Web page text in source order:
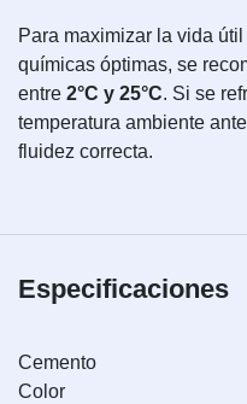
Para maximizar la vida
químicas óptimas, se
entre 2°C y 25°C. Si se
temperatura ambiente
fluidez correcta.
Especificaciones
Cemento
Color